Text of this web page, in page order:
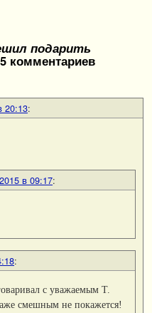
подарить
комментариев
20:13:
в 09:17:
:
с уважаемым Т.
смешным не покажется!